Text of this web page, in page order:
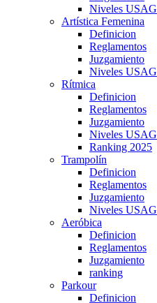
Niveles USAG
Artística Femenina
Definicion
Reglamentos
Juzgamiento
Niveles USAG
Rítmica
Definicion
Reglamentos
Juzgamiento
Niveles USAG
Ranking 2025
Trampolín
Definicion
Reglamentos
Juzgamiento
Niveles USAG
Aeróbica
Definicion
Reglamentos
Juzgamiento
ranking
Parkour
Definicion